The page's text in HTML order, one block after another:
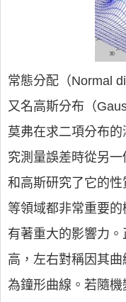
常態分配（Normal
又名高斯分布（
莫弗在求二項分布
究測量誤差時從另
和高斯研究了它的
等領域都非常重要
有著重大的影響力
高，左右對稱因其
為鐘形曲線。若隨